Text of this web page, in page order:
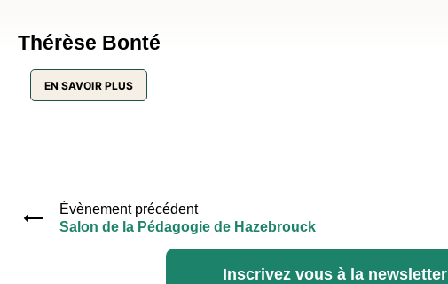
Thérèse Bonté
EN SAVOIR PLUS
Évènement précédent
Salon de la Pédagogie de Hazebrouck
Inscrivez vous à la newsletter